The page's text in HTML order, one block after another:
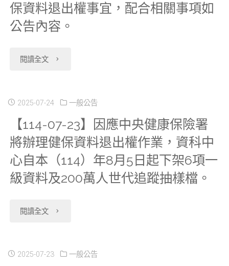
為
「假
個
工
作
日
預
約
法
檔、
延
因
檔
及
申
遷
與
展
線
上
專
講"
物
資
（Taiwan
Biobank）」
與
衛
生
福
資
交
分
心
於
2025/9/11(四)
與
暫
服
保資料退出權事宜，配合相關事項如
公告內容。
閱讀全文 "【114-
31】
資
科
自
(114)
2025-07-24 一般公告
【114-07-23】因應中央健康保險署
將辦理健保資料退出權作業，資科中
心自本（114）年8月5日起下架6項一
級資料及200萬人世代追蹤抽樣檔。
閱讀全文 "【114-
23】
2025-07-23 一般公告